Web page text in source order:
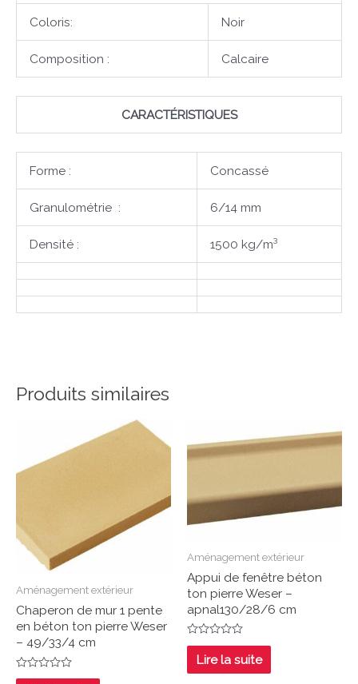
Coloris: Noir
Composition : Calcaire
CARACTÉRISTIQUES
Forme : Concassé
Granulométrie : 6/14 mm
Densité : 1500 kg/m³
Produits similaires
Aménagement extérieur
Chaperon de mur 1 pente
en béton ton pierre Weser
– 49/33/4 cm
Note
Aménagement extérieur
Appui de fenêtre béton
ton pierre Weser –
apnal130/28/6 cm
Note
sur
5
Lire la suite